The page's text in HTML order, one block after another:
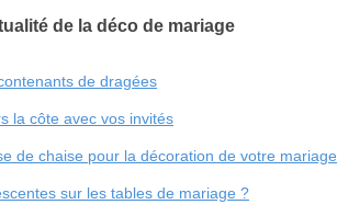
de la déco de mariage
de dragées
la côte avec vos invités
de chaise pour la décoration de votre mariage
sur les tables de mariage ?